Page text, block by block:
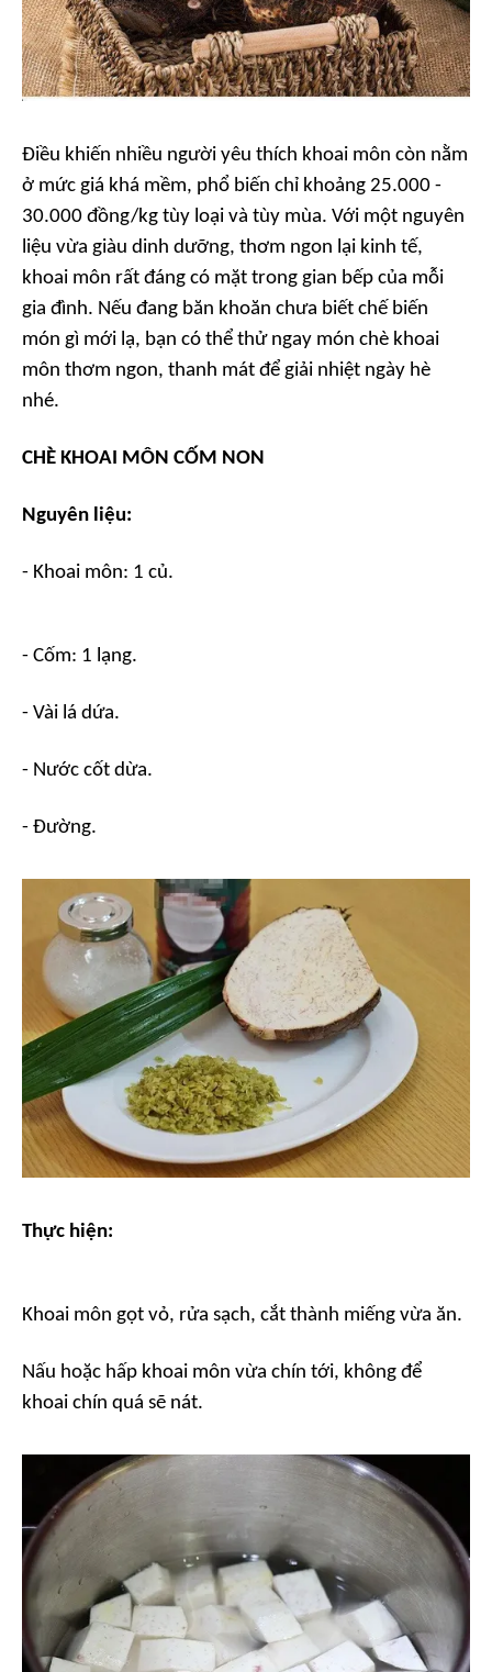
Điều khiến nhiều người yêu thích khoai môn còn nằm
ở mức giá khá mềm, phổ biến chỉ khoảng 25.000 -
30.000 đồng/kg tùy loại và tùy mùa. Với một nguyên
liệu vừa giàu dinh dưỡng, thơm ngon lại kinh tế,
khoai môn rất đáng có mặt trong gian bếp của mỗi
gia đình. Nếu đang băn khoăn chưa biết chế biến
món gì mới lạ, bạn có thể thử ngay món chè khoai
môn thơm ngon, thanh mát để giải nhiệt ngày hè
nhé.
CHÈ KHOAI MÔN CỐM NON
Nguyên liệu:
- Khoai môn: 1 củ.
- Cốm: 1 lạng.
- Vài lá dứa.
- Nước cốt dừa.
- Đường.
Thực hiện:
Khoai môn gọt vỏ, rửa sạch, cắt thành miếng vừa ăn.
Nấu hoặc hấp khoai môn vừa chín tới, không để
khoai chín quá sẽ nát.